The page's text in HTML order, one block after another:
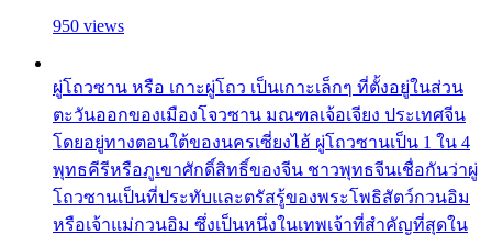
950 views
ผู่โถวซาน หรือ เกาะผู่โถว เป็นเกาะเล็กๆ ที่ตั้งอยู่ในส่วน
ตะวันออกของเมืองโจวซาน มณฑลเจ้อเจียง ประเทศจีน
โดยอยู่ทางตอนใต้ของนครเซี่ยงไฮ้ ผู่โถวซานเป็น 1 ใน 4
พุทธคีรีหรือภูเขาศักดิ์สิทธิ์ของจีน ชาวพุทธจีนเชื่อกันว่าผู่
โถวซานเป็นที่ประทับและตรัสรู้ของพระโพธิสัตว์กวนอิม
หรือเจ้าแม่กวนอิม ซึ่งเป็นหนึ่งในเทพเจ้าที่สำคัญที่สุดใน